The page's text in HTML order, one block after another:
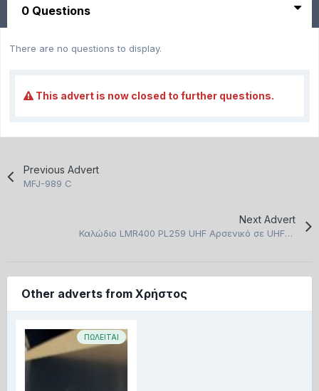
0 Questions
There are no questions to display.
This advert is now closed to further questions.
Previous Advert
MFJ-989 C
Next Advert
Καλώδιο LMR400 PL259 UHF Αρσενικό σε UHF PL259 Θηλυκό καινούργια αχρησιμοποίητα
Other adverts from Χρήστος
ΠΩΛΕΙΤΑΙ